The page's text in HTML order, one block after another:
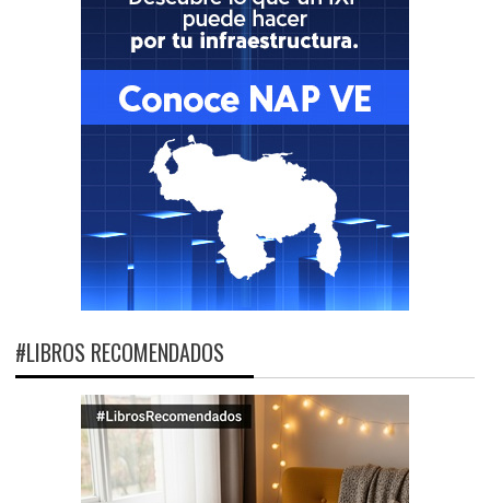
#LIBROS RECOMENDADOS